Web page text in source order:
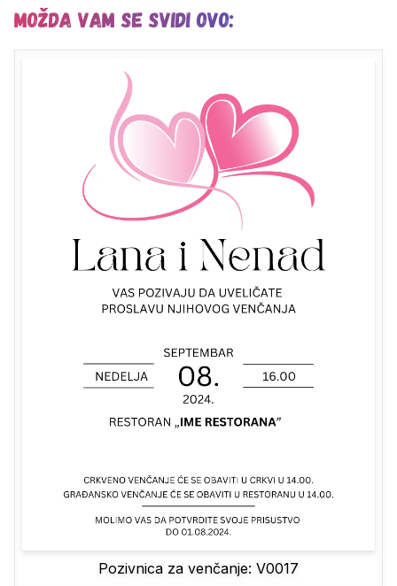
Možda vam se svidi ovo:
Pozivnica za venčanje: V0017